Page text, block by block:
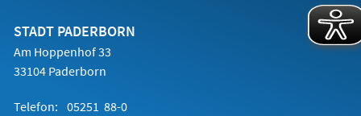
STADT PADERBORN
Am Hoppenhof 33
33104 Paderborn
Telefon: 05251 88-0